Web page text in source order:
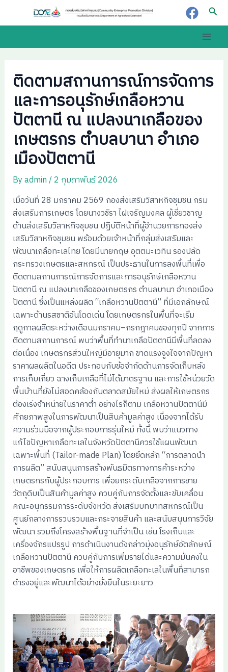
Main
ติดตามสถานการณ์การจัดการ
และการอนุรักษ์เกลือหวาน
ปัตตานี ณ แปลงนาเกลือของ
เกษตรกร ตำบลบานา อำเภอ
เมืองปัตตานี
Byadmin/2 กุมภาพันธ์ 2026
เมื่อวันที่ 28 มกราคม 2569 กองส่งเสริมวิสาหกิจชุมชน กรม
ส่งเสริมการเกษตร โดยนางวชิรา ไฝเจริญมงคล ผู้เชี่ยวชาญ
ด้านส่งเสริมวิสาหกิจชุมชน ปฏิบัติหน้าที่ผู้อำนวยการกองส่ง
เสริมวิสาหกิจชุมชน พร้อมด้วยเจ้าหน้าที่กลุ่มส่งเสริมและ
พัฒนาเกลือทะเลไทย โดยมีนายกฤษ อุตตมะเวทิน รองปลัด
กระทรวงเกษตรและสหกรณ์ เป็นประธานในการลงพื้นที่เพื่อ
ติดตามสถานการณ์การจัดการและการอนุรักษ์เกลือหวาน
ปัตตานี ณ แปลงนาเกลือของเกษตรกร ตำบลบานา อำเภอเมือง
ปัตตานี ซึ่งเป็นแหล่งผลิต “เกลือหวานปัตตานี” ที่มีเอกลักษณ์
เฉพาะด้านรสชาติอันโดดเด่น โดยเกษตรกรในพื้นที่จะเริ่ม
ฤดูกาลผลิตระหว่างเดือนมกราคม–กรกฎาคมของทุกปี จากการ
ติดตามสถานการณ์ พบว่าพื้นที่ทำนาเกลือปัตตานีมีพื้นที่ลดลง
ต่อเนื่อง เกษตรกรส่วนใหญ่มีอายุมาก ขาดแรงจูงใจจากปัญหา
ราคาผลผลิตในอดีต ประกอบกับข้อจำกัดด้านการจัดเก็บหลัง
การเก็บเกี่ยว ฉางเก็บเกลือที่ไม่ได้มาตรฐาน และการใช้หน่วยวัด
พื้นบ้านที่ยังไม่สอดคล้องกับตลาดสมัยใหม่ ส่งผลให้เกษตรกร
ต้องเร่งจำหน่ายในราคาต่ำ อย่างไรก็ตาม เกลือหวานปัตตานีมี
ศักยภาพสูงในการพัฒนาเป็นสินค้ามูลค่าสูง เนื่องจากได้รับ
ความร่วมมือจากผู้ประกอบการรุ่นใหม่ ทั้งนี้ พบว่าแนวทาง
แก้ไขปัญหาเกลือทะเลในจังหวัดปัตตานีควรใช้แผนพัฒนา
เฉพาะพื้นที่ (Tailor-made Plan) โดยยึดหลัก “การตลาดนำ
การผลิต” สนับสนุนการสร้างพันธมิตรทางการค้าระหว่าง
เกษตรกรกับผู้ประกอบการ เพื่อยกระดับเกลือจากการขาย
วัตถุดิบเป็นสินค้ามูลค่าสูง ควบคู่กับการจัดตั้งและขับเคลื่อน
คณะอนุกรรมการระดับจังหวัด ส่งเสริมบทบาทสหกรณ์เป็น
ศูนย์กลางการรวบรวมและกระจายสินค้า และสนับสนุนการวิจัย
พัฒนา รวมถึงโครงสร้างพื้นฐานที่จำเป็น เช่น โรงเก็บและ
เครื่องจักรแปรรูป การดำเนินงานดังกล่าวมุ่งอนุรักษ์อัตลักษณ์
เกลือหวานปัตตานี ควบคู่กับการเพิ่มรายได้และความมั่นคงใน
อาชีพของเกษตรกร เพื่อให้การผลิตเกลือทะเลในพื้นที่สามารถ
ดำรงอยู่และพัฒนาได้อย่างยั่งยืนในระยะยาว
navigation